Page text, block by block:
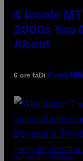
4 Iconic
2000s You
About
6 ore faDi Haley
(PHOTO BY
VIA GETTY IMAGES)